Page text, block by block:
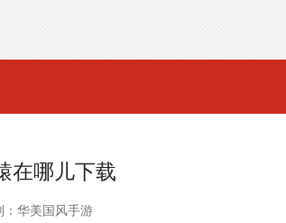
在哪儿下载
：华美国风手游